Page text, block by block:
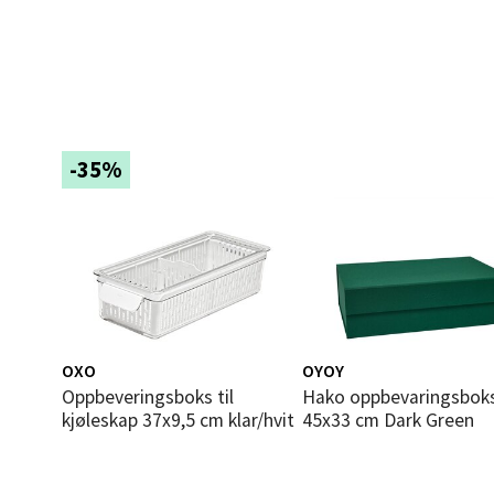
-35%
OXO
Oppbeveringsboks til
kjøleskap 37x9,5 cm klar/hvit
OYOY
Hako oppbevaringsboks A3
45x33 cm Dark Green
Åpent i
0 i
Mo i